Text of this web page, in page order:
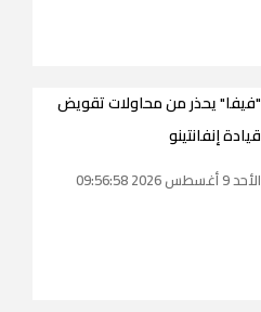
"فيفا" يحذر من محاولات تقويض
قيادة إنفانتينو
الأحد 9 أغسطس 2026 09:56:58